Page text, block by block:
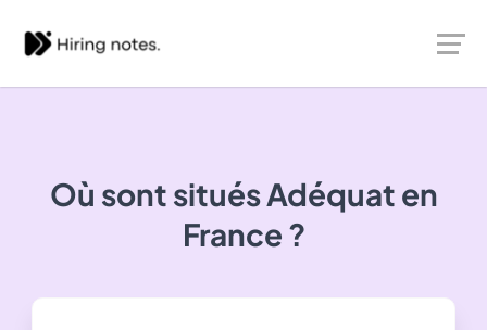
Où sont situésAdéquat en
France ?